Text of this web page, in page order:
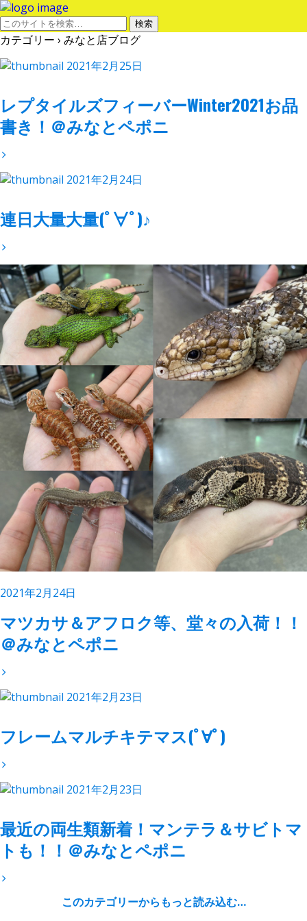
カテゴリー › みなと店ブログ
2021年2月25日
レプタイルズフィーバーWinter2021お品
書き！＠みなとペポニ
2021年2月24日
連日大量大量(ﾟ∀ﾟ)♪
2021年2月24日
マツカサ＆アフロク等、堂々の入荷！！
＠みなとペポニ
2021年2月23日
フレームマルチキテマス(ﾟ∀ﾟ)
2021年2月23日
最近の両生類新着！マンテラ＆サビトマ
トも！！＠みなとペポニ
このカテゴリーからもっと読み込む…